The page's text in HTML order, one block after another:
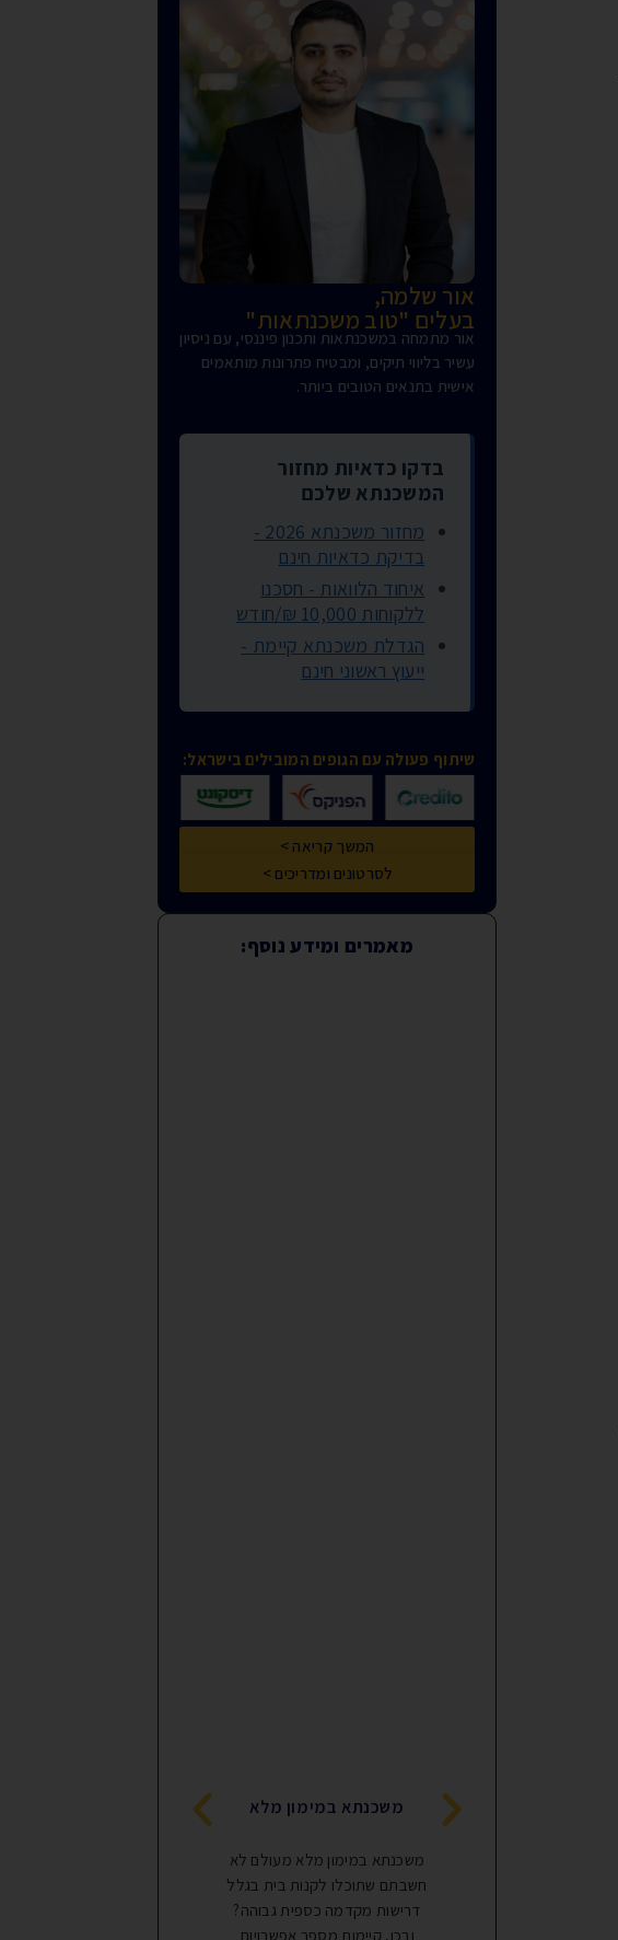
אור שלמה,
בעלים "טוב משכנתאות"
אור מתמחה במשכנתאות ותכנון פיננסי, עם ניסיון
עשיר בליווי תיקים, ומבטיח פתרונות מותאמים
אישית בתנאים הטובים ביותר.
בדקו כדאיות מחזור
המשכנתא שלכם
מחזור משכנתא 2026 -
בדיקת כדאיות חינם
איחוד הלוואות - חסכנו
ללקוחות 10,000 ₪/חודש
הגדלת משכנתא קיימת -
ייעוץ ראשוני חינם
שיתוף פעולה עם הגופים המובילים בישראל:
המשך קריאה >
לסרטונים ומדריכים >
מאמרים ומידע נוסף:
משכנתא במימון מלא
משכנתא במימון מלא מעולם לא
חשבתם שתוכלו לקנות בית בגלל
דרישות מקדמה כספית גבוהה?
ובכן, קיימות מספר אפשרויות